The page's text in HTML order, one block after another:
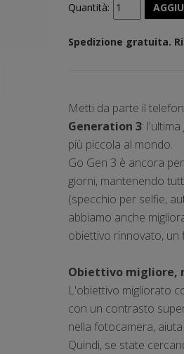
Quantità:
Spedizione gratuita.
Metti da parte il
Generation 3:
più piccola al mondo.
Go Gen 3 è ancora
giorni, mantenendo
(specchio per selfie,
abbiamo anche
obiettivo rinnovato, un
Obiettivo migliore,
L'obiettivo migliorato
con un contrasto
nella fotocamera,
Quindi, se state